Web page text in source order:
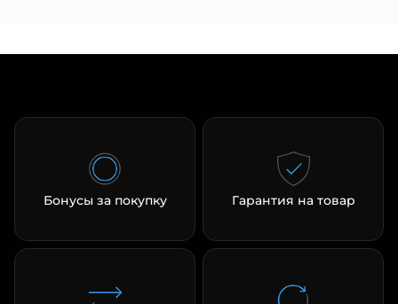
Бонусы за покупку Гарантия на товар